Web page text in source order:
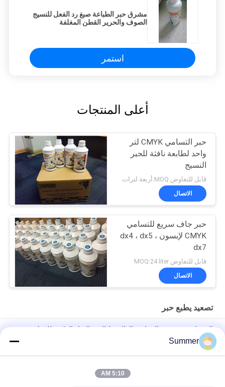
مشرق حبر الطباعة صبغ رد الفعل للنسيج
الصوف والحرير القطن المغلفة
استمر
أعلى المنتجات
حبر التسامي CMYK لتر
واحد لطابعة نافثة للحبر
النسيج
قابل للتفاوض MOQ:أربعة لترات
الاتصال
حبر جاف سريع للتسامي
CMYK لإبسون dx4 ، dx5 ،
dx7
قابل للتفاوض MOQ:24 liter
الاتصال
تصعيد يطبع حبر
الحبر إبسون رئيس التسامي الطابعة / الحبر المياه القائمة للمواد
المغلفة
حبر تسامي صبغ الإعلانات الخارجية لرأس الطباعة Dx5 / Dx7 على
Summer
5:10 AM